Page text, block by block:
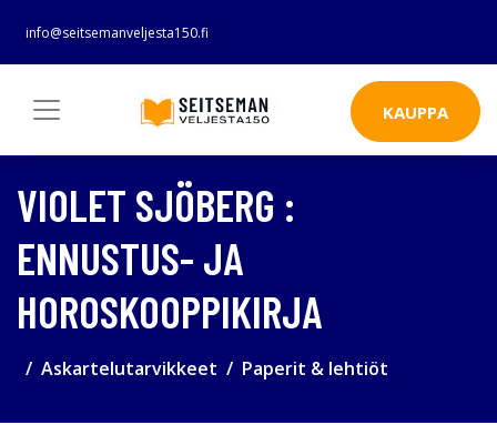
info@seitsemanveljesta150.fi
KAUPPA
VIOLET SJÖBERG :
ENNUSTUS- JA
HOROSKOOPPIKIRJA
Askartelutarvikkeet Paperit & lehtiöt